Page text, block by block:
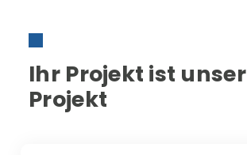
Ihr Projekt ist unser
Projekt